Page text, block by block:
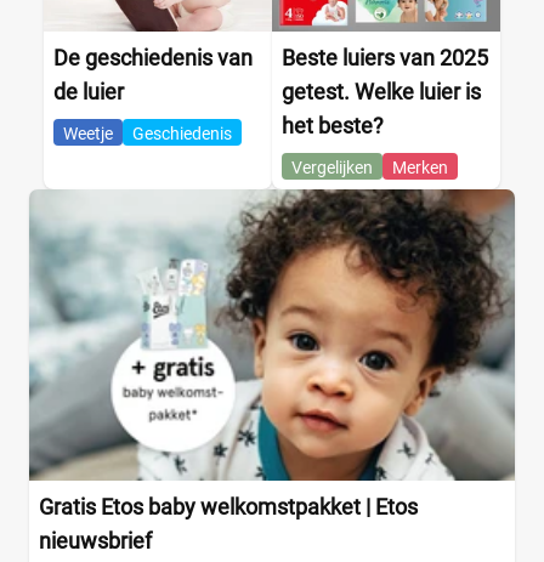
Kruidvat
Trekpleister
Supermarkt
Albert Heijn
Aldi
(0)
(0)
+9 meer
(0)
Amazon (0)
Babydrogist (0)
BigGreenSmile (0)
Bol
+9 meer
De geschiedenis van
de luier
Weetje Geschiedenis
Beste luiers van 2025
getest. Welke luier is
het beste?
Vergelijken Merken
Gratis Etos baby welkomstpakket | Etos
nieuwsbrief